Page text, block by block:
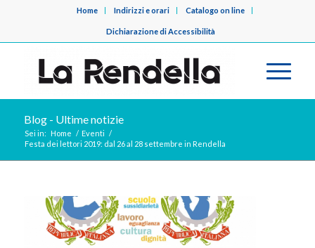
Home Indirizzi e orari Catalogo on line
Dichiarazione di Accessibilità
Blog - Ultime notizie
Sei in: Home / Eventi /
Festa dei lettori 2019: dal 26 al 28 settembre in Rendella